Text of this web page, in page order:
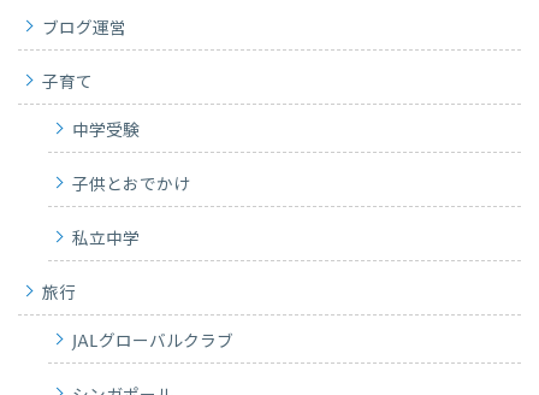
ブログ運営
子育て
中学受験
子供とおでかけ
私立中学
旅行
JALグローバルクラブ